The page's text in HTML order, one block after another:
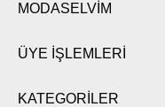
MODASELVİM
ÜYE İŞLEMLERİ
KATEGORİLER